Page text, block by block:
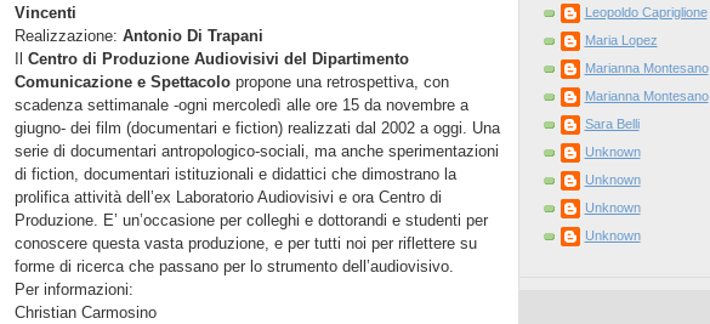
Vincenti
Realizzazione: Antonio Di Trapani
Il Centro di Produzione Audiovisivi del Dipartimento
Comunicazione e Spettacolopropone una retrospettiva, con
scadenza settimanale -ogni mercoledì alle ore 15 da novembre a
giugno- dei film (documentari e fiction) realizzati dal 2002 aoggi. Una
serie di documentari antropologico-sociali, ma anche sperimentazioni
di fiction, documentari istituzionali e didattici che dimostrano la
prolifica attività dell’ex Laboratorio Audiovisivi e ora Centro di
Produzione. E’ un’occasione per colleghi e dottorandi e studenti per
conoscere questa vasta produzione, e per tutti noi per riflettere su
forme di ricerca che passano per lo strumento dell’audiovisivo.
Per informazioni:
Christian Carmosino
Leopoldo Capriglione
Maria Lopez
Marianna Montesano
Marianna Montesano
Sara Belli
Unknown
Unknown
Unknown
Unknown